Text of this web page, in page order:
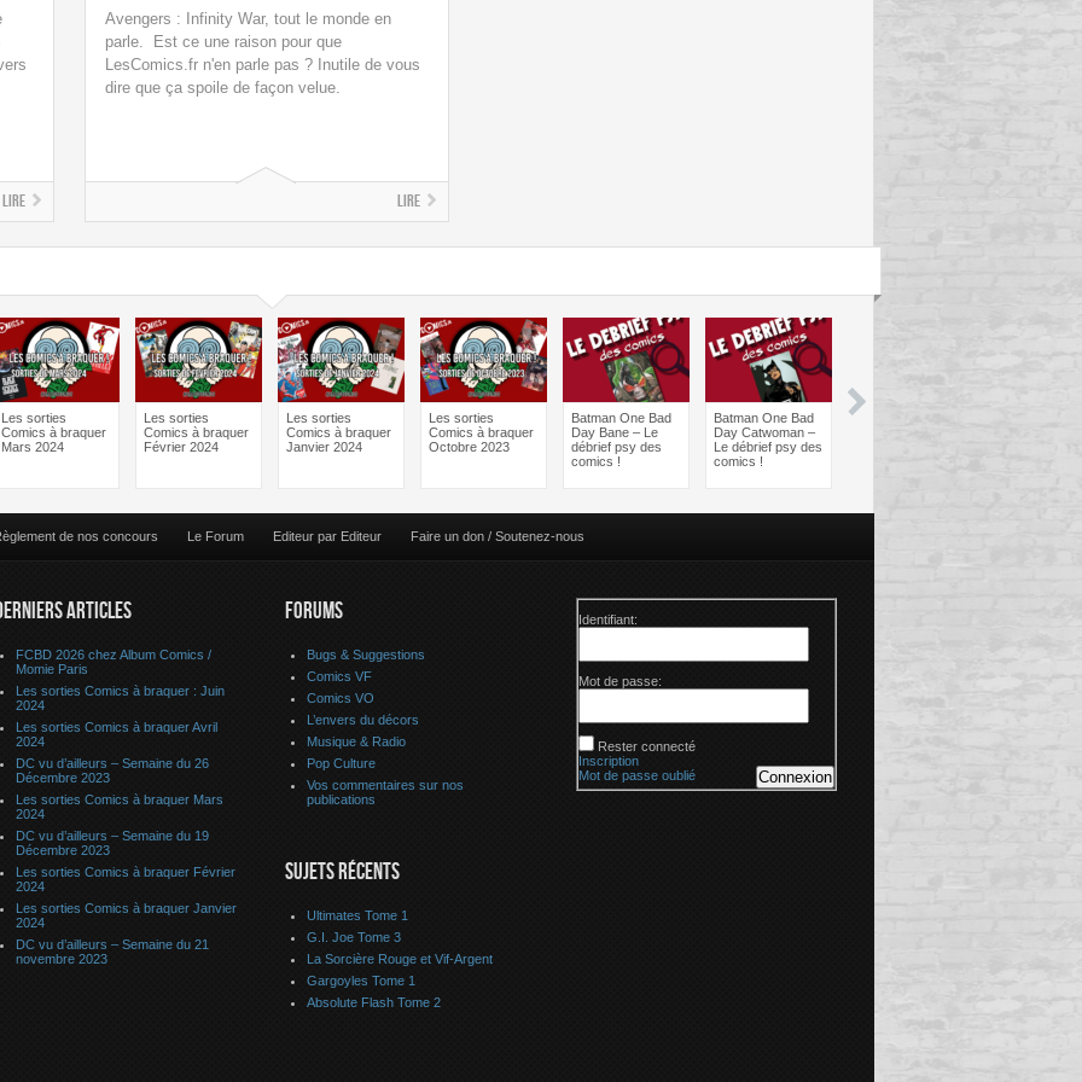
Lire
Avengers : Infinity War, tout le monde en
parle. Est ce une raison pour que
LesComics.fr n'en parle pas ? Inutile de vous
dire que ça spoile de façon velue.
Lire
Les sorties
Comics à braquer
Mars 2024
Les sorties
Comics à braquer
Février 2024
Les sorties
Comics à braquer
Janvier 2024
Les sorties
Comics à braquer
Octobre 2023
Batman One Bad
Day Bane – Le
débrief psy des
comics !
Batman One Bad
Day Catwoman –
Le débrief psy des
comics !
de nos concours Le Forum Editeur par Editeur Faire un don / Soutenez-nous
ARTICLES
FCBD 2026 chez Album Comics /
Momie Paris
Les sorties Comics à braquer : Juin
2024
Les sorties Comics à braquer Avril
2024
DC vu d’ailleurs – Semaine du 26
Décembre 2023
Les sorties Comics à braquer Mars
2024
DC vu d’ailleurs – Semaine du 19
Décembre 2023
Les sorties Comics à braquer Février
2024
Les sorties Comics à braquer Janvier
2024
DC vu d’ailleurs – Semaine du 21
novembre 2023
FORUMS
Bugs & Suggestions
Comics VF
Comics VO
L’envers du décors
Musique & Radio
Pop Culture
Vos commentaires sur nos
publications
SUJETS RÉCENTS
Ultimates Tome 1
G.I. Joe Tome 3
La Sorcière Rouge et Vif-Argent
Gargoyles Tome 1
Absolute Flash Tome 2
Identifiant:
Mot de passe:
Rester connecté
Connexion
Inscription
Mot de passe oublié